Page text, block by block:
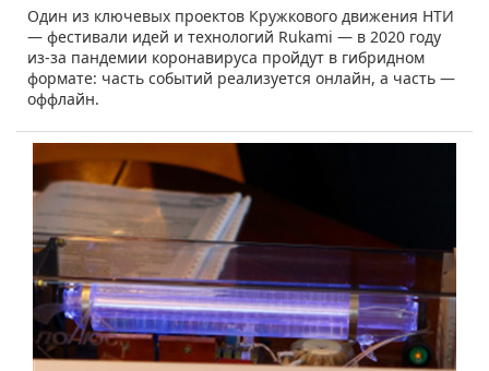
​Один из ключевых проектов Кружкового движения НТИ
— фестивали идей и технологий Rukami — в 2020 году
из-за пандемии коронавируса пройдут в гибридном
формате: часть событий реализуется онлайн, а часть —
оффлайн.